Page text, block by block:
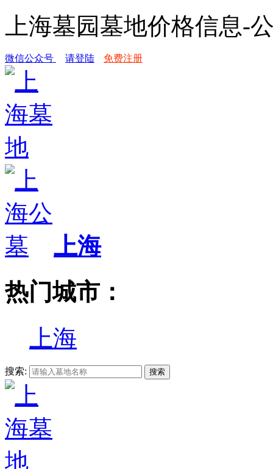
上海墓园墓地价格信息-
微信公众号 请登陆 免费注册
上海
热门城市：
上海
搜索: